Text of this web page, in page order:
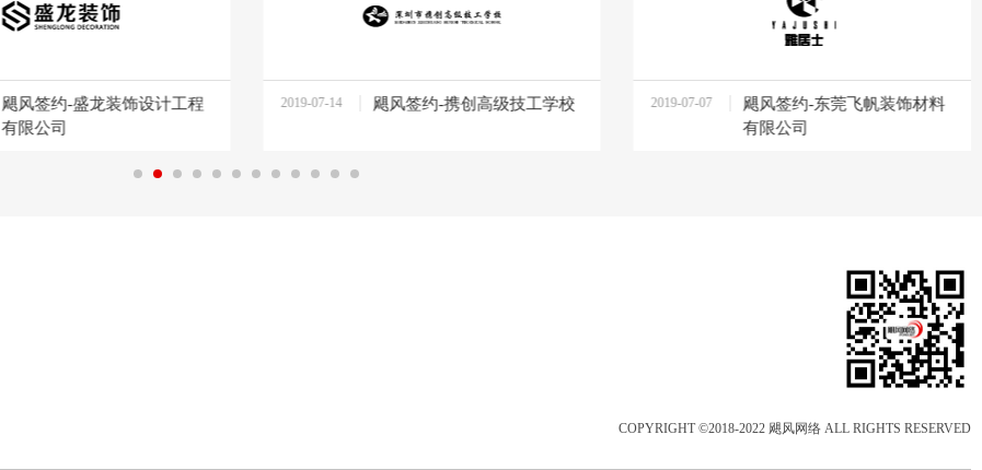
飓风签约-盛龙装饰设计工程
有限公司
2019-07-14
飓风签约-携创高级技工学校
2019-07-07
飓风签约-东莞飞帆装饰材料
有限公司
COPYRIGHT ©2018-2022 飓风网络 ALL RIGHTS RESERVED